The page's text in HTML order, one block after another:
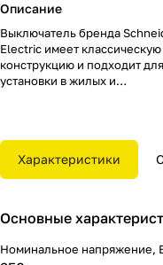
Описание
Выключатель бренда
Electric имеет классическую
конструкцию и подходит для
установки в жилых и
возгорания, поэтому ее
использование полностью
безопасно. Установка
соединений, а увидеть
Суппорт в выключателе
Характеристики
Основные
Номинальное напряжение,